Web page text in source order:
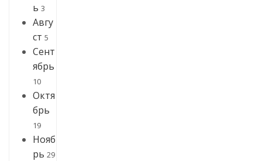
ь 3
Авгу
ст 5
Сент
ябрь
10
Октя
брь
19
Нояб
рь 29